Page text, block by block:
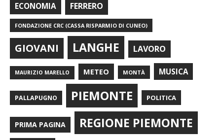
ECONOMIA FERRERO
FONDAZIONE CRC (CASSA RISPARMIO DI CUNEO)
GIOVANI LANGHE LAVORO
MAURIZIO MARELLO METEO MONTÀ MUSICA
PALLAPUGNO PIEMONTE POLITICA
PRIMA PAGINA REGIONE PIEMONTE